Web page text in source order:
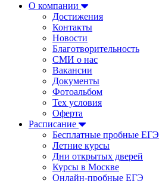
О компании
Достижения
Контакты
Новости
Благотворительность
СМИ о нас
Вакансии
Документы
Фотоальбом
Тех условия
Оферта
Расписание
Бесплатные пробные ЕГЭ
Летние курсы
Дни открытых дверей
Курсы в Москве
Онлайн-пробные ЕГЭ